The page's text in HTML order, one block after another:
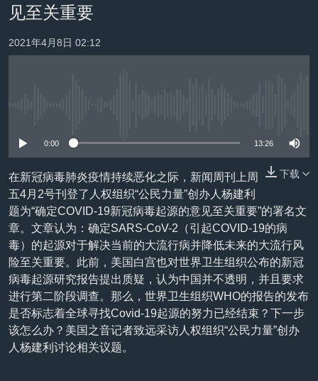
跳
转
到
检
索
国际
最新国际新闻
非洲
美洲
全球议题
分类新闻
军事
劳工
环境
国会报道
美中关系
美国建国250周年
埃博拉疫情
美国之音专访
重要讲话与声明
台海两岸关系
南中国海争端
关注西藏
VOA今日焦点
中文广播
关注我们
其他语言网站
见至关重要
2021年4月8日 02:12
0:00 13:26
下载
在新冠病毒肺炎疫情持续恶化之际，新闻周刊上周
五4月2号刊登了人权组织“公民力量”创办人杨建利
题为“确定COVID-19新冠病毒起源的意见至关重要”的署名文
章。文章认为：确定SARS-CoV-2（引起COVID-19的病
毒）的起源对于解决当前的大流行病并降低未来的大流行风
险至关重要。此前，美国白宫也对世界卫生组织公布的新冠
病毒起源研究报告提出质疑，认为中国并不透明，并且要求
进行第二阶段调查。那么，世界卫生组织WHO的报告的发布
是否标志着全球寻找Covid-19起源的努力已经结束？下一步
该怎么办？美国之音记者致远采访人权组织“公民力量”创办
人杨建利讨论相关议题。